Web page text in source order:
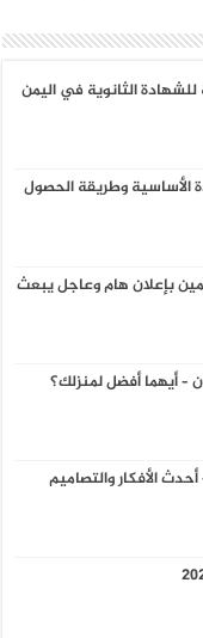
الثانوية في اليمن
الأساسية وطريقة الحصول
بإعلان هام وعاجل يبعث
– أيهما أفضل لمنزلك؟
منازل حديثة 2026 – أحدث الأفكار والتصاميم